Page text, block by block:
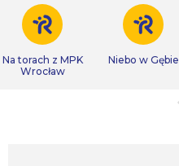
Na torach z MPK
Wrocław
Niebo w Gębie